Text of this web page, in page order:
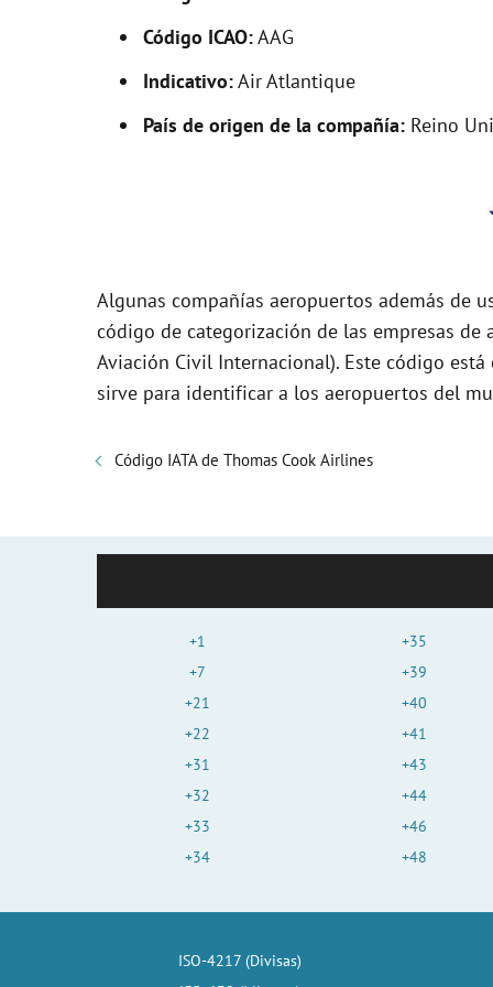
Código ICAO:AAG
Indicativo:Air Atlantique
País de origen de la compañía: Reino
Algunas compañías aeropuertos además de
código de categorización de las empresas
Aviación Civil Internacional). Este código
sirve para identificar a los aeropuertos del
Código IATA de Thomas Cook Airlines
+1
+7
+21
+22
+31
+32
+33
+34
+35
+39
+40
+41
+43
+44
+46
+48
ISO-4217 (Divisas)